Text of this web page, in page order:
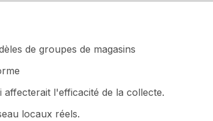
de groupes de magasins
affecterait l'efficacité de la collecte.
locaux réels.